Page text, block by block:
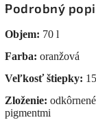
Podrobný
Objem: 70 l
Farba: oranžová
Veľkosť štiepky:
Zloženie:
pigmentmi